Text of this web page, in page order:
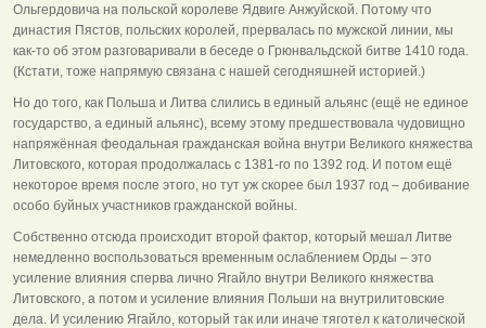
Ольгердовича на польской королеве Ядвиге Анжуйской. Потому что
династия Пястов, польских королей, прервалась по мужской линии, мы
как-то об этом разговаривали в беседе о Грюнвальдской битве 1410 года.
(Кстати, тоже напрямую связана с нашей сегодняшней историей.)
Но до того, как Польша и Литва слились в единый альянс (ещё не единое
государство, а единый альянс), всему этому предшествовала чудовищно
напряжённая феодальная гражданская война внутри Великого княжества
Литовского, которая продолжалась с 1381-го по 1392 год. И потом ещё
некоторое время после этого, но тут уж скорее был 1937 год – добивание
особо буйных участников гражданской войны.
Собственно отсюда происходит второй фактор, который мешал Литве
немедленно воспользоваться временным ослаблением Орды – это
усиление влияния сперва лично Ягайло внутри Великого княжества
Литовского, а потом и усиление влияния Польши на внутрилитовские
дела. И усилению Ягайло, который так или иначе тяготел к католической